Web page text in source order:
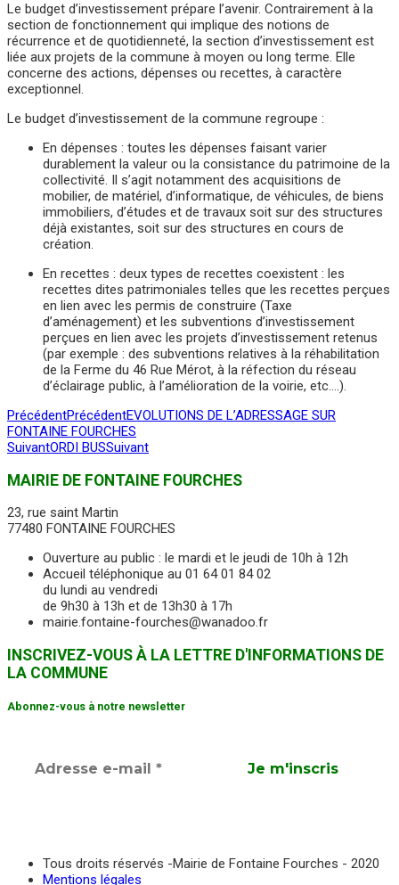
Le budget d’investissement prépare l’avenir. Contrairement à la
section de fonctionnement qui implique des notions de
récurrence et de quotidienneté, la section d’investissement est
liée aux projets de la commune à moyen ou long terme. Elle
concerne des actions, dépenses ou recettes, à caractère
exceptionnel.
Le budget d’investissement de la commune regroupe :
En dépenses : toutes les dépenses faisant varier
durablement la valeur ou la consistance du patrimoine de la
collectivité. Il s’agit notamment des acquisitions de
mobilier, de matériel, d’informatique, de véhicules, de biens
immobiliers, d’études et de travaux soit sur des structures
déjà existantes, soit sur des structures en cours de
création.
En recettes : deux types de recettes coexistent : les
recettes dites patrimoniales telles que les recettes perçues
en lien avec les permis de construire (Taxe
d’aménagement) et les subventions d’investissement
perçues en lien avec les projets d’investissement retenus
(par exemple : des subventions relatives à la réhabilitation
de la Ferme du 46 Rue Mérot, à la réfection du réseau
d’éclairage public, à l’amélioration de la voirie, etc.…).
PrécédentPrécédentEVOLUTIONS DE L’ADRESSAGE SUR
FONTAINE FOURCHES
SuivantORDI BUSSuivant
MAIRIE DE FONTAINE FOURCHES
23, rue saint Martin
77480 FONTAINE FOURCHES
Ouverture au public : le mardi et le jeudi de 10h à 12h
Accueil téléphonique au 01 64 01 84 02
du lundi au vendredi
de 9h30 à 13h et de 13h30 à 17h
mairie.fontaine-fourches@wanadoo.fr
INSCRIVEZ-VOUS À LA LETTRE D'INFORMATIONS DE
LA COMMUNE
Abonnez-vous à notre newsletter
Tous droits réservés -Mairie de Fontaine Fourches - 2020
Mentions légales